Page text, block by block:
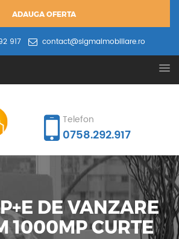
ADAUGA OFERTA
917
contact@sigmaimobiliare.ro
Telefon
0758.292.917
DE VANZARE
1000MP CURTE